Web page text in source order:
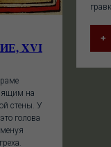
XVI
на
стены. У
голова
+